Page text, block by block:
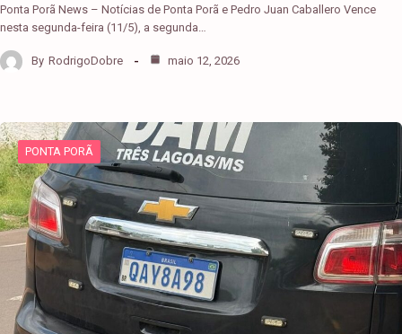
Ponta Porã News – Notícias de Ponta Porã e Pedro Juan Caballero Vence
nesta segunda-feira (11/5), a segunda…
By RodrigoDobre maio 12, 2026
PONTA PORÃ